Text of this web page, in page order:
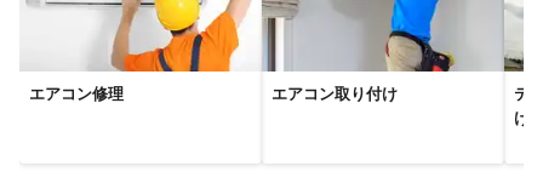
エアコン修理 エアコン取り付け
テ
け